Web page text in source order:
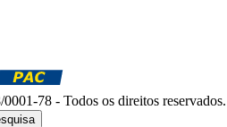
78 - Todos os direitos reservados.